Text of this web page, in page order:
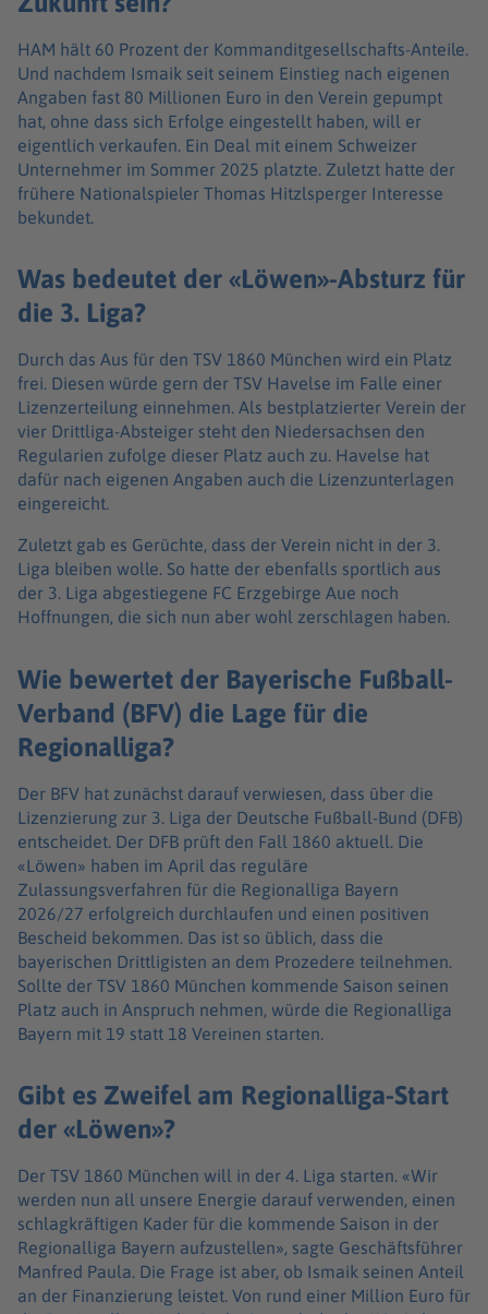
HAM hält 60 Prozent der Kommanditgesellschafts-Anteile.
Und nachdem Ismaik seit seinem Einstieg nach eigenen
Angaben fast 80 Millionen Euro in den Verein gepumpt
hat, ohne dass sich Erfolge eingestellt haben, will er
eigentlich verkaufen. Ein Deal mit einem Schweizer
Unternehmer im Sommer 2025 platzte. Zuletzt hatte der
frühere Nationalspieler Thomas Hitzlsperger Interesse
bekundet.
Was bedeutet der «Löwen»-Absturz für
die 3. Liga?
Durch das Aus für den TSV 1860 München wird ein Platz
frei. Diesen würde gern der TSV Havelse im Falle einer
Lizenzerteilung einnehmen. Als bestplatzierter Verein der
vier Drittliga-Absteiger steht den Niedersachsen den
Regularien zufolge dieser Platz auch zu. Havelse hat
dafür nach eigenen Angaben auch die Lizenzunterlagen
eingereicht.
Zuletzt gab es Gerüchte, dass der Verein nicht in der 3.
Liga bleiben wolle. So hatte der ebenfalls sportlich aus
der 3. Liga abgestiegene FC Erzgebirge Aue noch
Hoffnungen, die sich nun aber wohl zerschlagen haben.
Wie bewertet der Bayerische Fußball-
Verband (BFV) die Lage für die
Regionalliga?
Der BFV hat zunächst darauf verwiesen, dass über die
Lizenzierung zur 3. Liga der Deutsche Fußball-Bund (DFB)
entscheidet. Der DFB prüft den Fall 1860 aktuell. Die
«Löwen» haben im April das reguläre
Zulassungsverfahren für die Regionalliga Bayern
2026/27 erfolgreich durchlaufen und einen positiven
Bescheid bekommen. Das ist so üblich, dass die
bayerischen Drittligisten an dem Prozedere teilnehmen.
Sollte der TSV 1860 München kommende Saison seinen
Platz auch in Anspruch nehmen, würde die Regionalliga
Bayern mit 19 statt 18 Vereinen starten.
Gibt es Zweifel am Regionalliga-Start
der «Löwen»?
Der TSV 1860 München will in der 4. Liga starten. «Wir
werden nun all unsere Energie darauf verwenden, einen
schlagkräftigen Kader für die kommende Saison in der
Regionalliga Bayern aufzustellen», sagte Geschäftsführer
Manfred Paula. Die Frage ist aber, ob Ismaik seinen Anteil
an der Finanzierung leistet. Von rund einer Million Euro für